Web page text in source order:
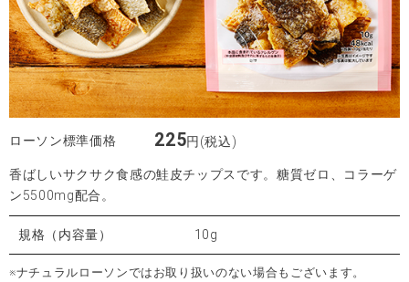
ローソン標準価格 225円(税込)
香ばしいサクサク食感の鮭皮チップスです。糖質ゼロ、コラーゲ
ン5500mg配合。
規格（内容量） 10g
※ナチュラルローソンではお取り扱いのない場合もございます。